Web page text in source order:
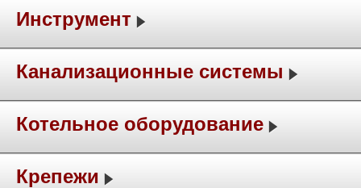
Инструмент
Канализационные системы
Котельное оборудование
Крепежи